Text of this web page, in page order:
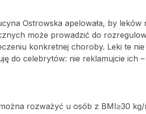
Ostrowska apelowała, by leków
może prowadzić do
konkretnej choroby. Leki te
do celebrytów: nie reklamujcie ich –
rozważyć u osób z BMI≥30 kg/